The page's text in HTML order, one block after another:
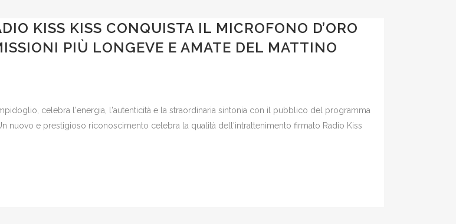
KISS KISS CONQUISTA IL MICROFONO D’ORO
PIÙ LONGEVE E AMATE DEL MATTINO
celebra l'energia, l'autenticità e la straordinaria sintonia con il pubblico del programma
nuovo e prestigioso riconoscimento celebra la qualità dell'intrattenimento firmato Radio Kiss